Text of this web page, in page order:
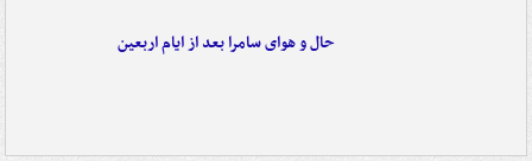
حال و هوای سامرا بعد از ایام اربعین